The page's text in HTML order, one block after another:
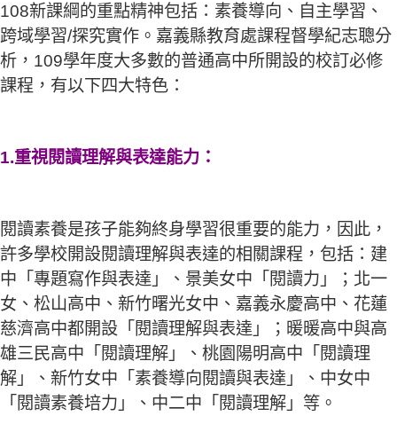
108新課綱的重點精神包括：素養導向、自主學習、
跨域學習/探究實作。嘉義縣教育處課程督學紀志聰分
析，109學年度大多數的普通高中所開設的校訂必修
課程，有以下四大特色：
1.重視閱讀理解與表達能力：
閱讀素養是孩子能夠終身學習很重要的能力，因此，
許多學校開設閱讀理解與表達的相關課程，包括：建
中「專題寫作與表達」、景美女中「閱讀力」；北一
女、松山高中、新竹曙光女中、嘉義永慶高中、花蓮
慈濟高中都開設「閱讀理解與表達」；暖暖高中與高
雄三民高中「閱讀理解」、桃園陽明高中「閱讀理
解」、新竹女中「素養導向閱讀與表達」、中女中
「閱讀素養培力」、中二中「閱讀理解」等。